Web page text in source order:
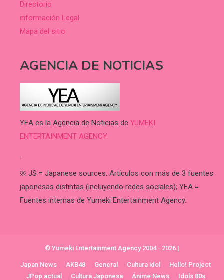
Directorio
información Legal
Mapa del sitio
AGENCIA DE NOTICIAS
YEA es la Agencia de Noticias de YUMEKI
ENTERTAINMENT AGENCY.
.
※ JS = Japanese sources: Artículos con más de 3 fuentes
japonesas distintas (incluyendo redes sociales); YEA =
Fuentes internas de Yumeki Entertainment Agency.
© Yumeki Entertainment Agency 2004 - 2026 |
Japan News AKB48 General Cultura idol
Hello! Project
JPop actual
Cultura Japonesa Ánime News Idols 80s